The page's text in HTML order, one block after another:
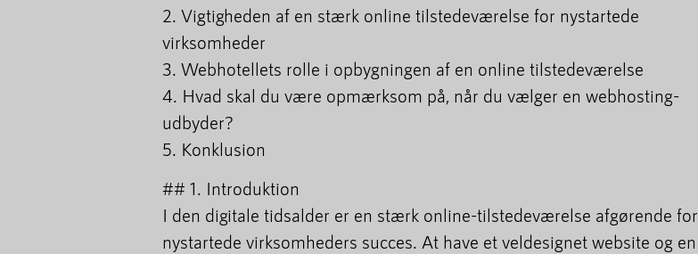
2. Vigtigheden af en stærk online tilstedeværelse for nystartede
virksomheder
3. Webhotellets rolle i opbygningen af en online tilstedeværelse
4. Hvad skal du være opmærksom på, når du vælger en webhosting-
udbyder?
5. Konklusion
## 1. Introduktion
I den digitale tidsalder er en stærk online-tilstedeværelse afgørende for
nystartede virksomheders succes. At have et veldesignet website og en